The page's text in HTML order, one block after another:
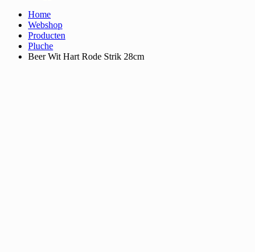
Home
Webshop
Producten
Pluche
Beer Wit Hart Rode Strik 28cm